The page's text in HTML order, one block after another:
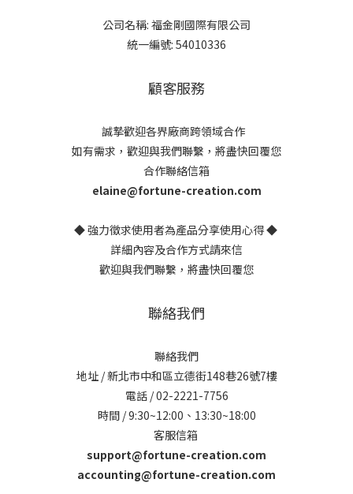
公司名稱: 福金剛國際有限公司
統一編號: 54010336
顧客服務
誠摯歡迎各界廠商跨領域合作
如有需求，歡迎與我們聯繫，將盡快回覆您
合作聯絡信箱
elaine@fortune-creation.com
◆ 強力徵求使用者為產品分享使用心得 ◆
詳細內容及合作方式請來信
歡迎與我們聯繫，將盡快回覆您
聯絡我們
聯絡我們
地址 / 新北市中和區立德街148巷26號7樓
電話 / 02-2221-7756
時間 / 9:30~12:00、13:30~18:00
客服信箱
support@fortune-creation.com
accounting@fortune-creation.com